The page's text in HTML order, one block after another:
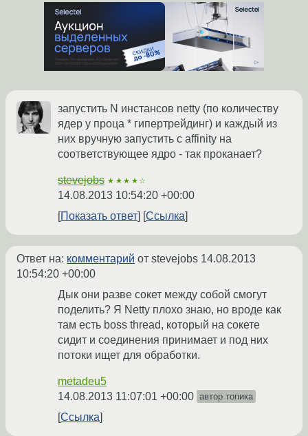
запустить N инстансов netty (по количеству
ядер у проца * гипертрейдинг) и каждый из
них вручную запустить с affinity на
соответствующее ядро - так проканает?
stevejobs ★★★★☆
14.08.2013 10:54:20 +00:00
Показать ответ
Ссылка
Ответ на: комментарий от stevejobs 14.08.2013
10:54:20 +00:00
Дык они разве сокет между собой смогут
поделить? Я Netty плохо знаю, но вроде как
там есть boss thread, который на сокете
сидит и соединения принимает и под них
потоки ищет для обработки.
metadeu5
14.08.2013 11:07:01 +00:00 автор топика
Ссылка